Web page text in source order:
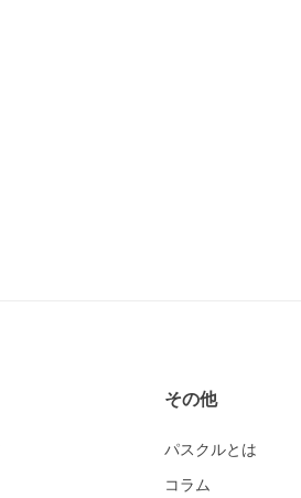
その他
パスクルとは
コラム